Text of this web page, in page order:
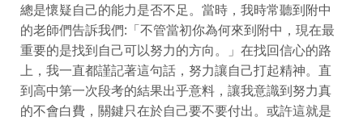
總是懷疑自己的能力是否不足。當時，我時常聽到附中
的老師們告訴我們:「不管當初你為何來到附中，現在最
重要的是找到自己可以努力的方向。」在找回信心的路
上，我一直都謹記著這句話，努力讓自己打起精神。直
到高中第一次段考的結果出乎意料，讓我意識到努力真
的不會白費，關鍵只在於自己要不要付出。或許這就是